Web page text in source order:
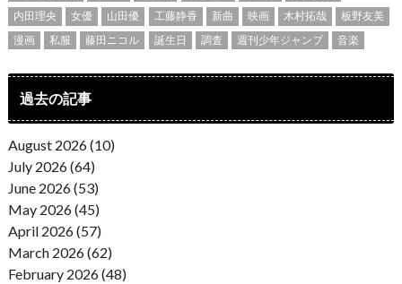
内田理央
女優 山田優 工藤静香 新曲 映画 木村拓哉
板野友美
漫画
私服 藤田ニコル 誕生日 調査 週刊少年ジャンプ 音楽
過去の記事
August 2026 (10)
July 2026 (64)
June 2026 (53)
May 2026 (45)
April 2026 (57)
March 2026 (62)
February 2026 (48)